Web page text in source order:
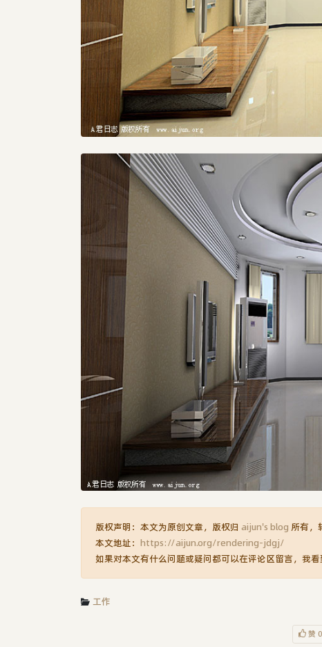
版权声明：本文为原创文章，版权归 aijun's blog 所有，
本文地址： https://aijun.org/rendering-jdgj/
如果对本文有什么问题或疑问都可以在评论区留言，我看
工作
赞 0